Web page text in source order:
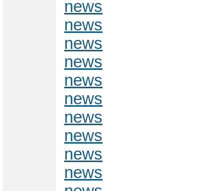
news
news
news
news
news
news
news
news
news
news